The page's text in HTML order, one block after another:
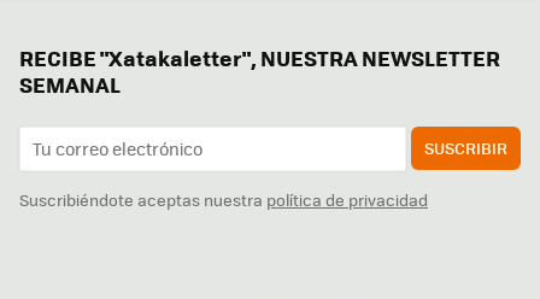
RECIBE "Xatakaletter", NUESTRA NEWSLETTER
SEMANAL
SUSCRIBIR
Suscribiéndote aceptas nuestra política de privacidad